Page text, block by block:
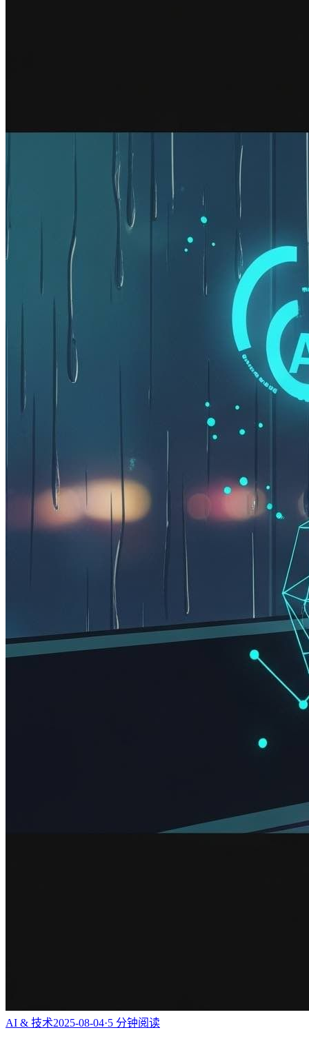
AI & 技术2025-08-04·5 分钟阅读